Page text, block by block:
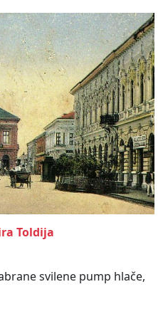
Toldija
svilene pump hlače,